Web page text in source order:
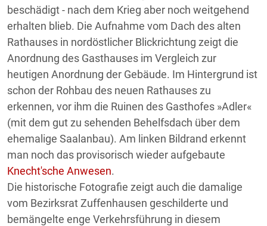
beschädigt - nach dem Krieg aber noch weitgehend
erhalten blieb. Die Aufnahme vom Dach des alten
Rathauses in nordöstlicher Blickrichtung zeigt die
Anordnung des Gasthauses im Vergleich zur
heutigen Anordnung der Gebäude. Im Hintergrund ist
schon der Rohbau des neuen Rathauses zu
erkennen, vor ihm die Ruinen des Gasthofes »Adler«
(mit dem gut zu sehenden Behelfsdach über dem
ehemalige Saalanbau). Am linken Bildrand erkennt
man noch das provisorisch wieder aufgebaute
Knecht'sche Anwesen.
Die historische Fotografie zeigt auch die damalige
vom Bezirksrat Zuffenhausen geschilderte und
bemängelte enge Verkehrsführung in diesem